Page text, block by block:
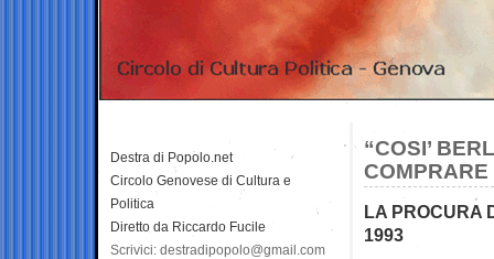
“COSI’
LA PROCURA
1993
Destra di Popolo.net
Circolo Genovese di Cultura e
Politica
Diretto da Riccardo Fucile
Scrivici: destradipopolo@gmail.com